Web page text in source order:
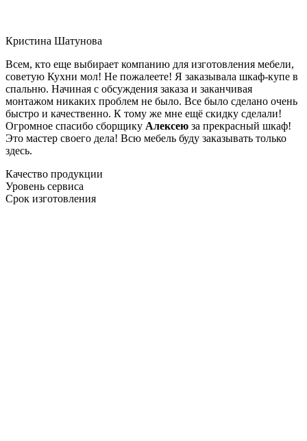
Кристина Шатунова
Всем, кто еще выбирает компанию для изготовления мебели,
советую Кухни мол! Не пожалеете! Я заказывала шкаф-купе в
спальню. Начиная с обсуждения заказа и заканчивая
монтажом никаких проблем не было. Все было сделано очень
быстро и качественно. К тому же мне ещё скидку сделали!
Огромное спасибо сборщику Алексею за прекрасный шкаф!
Это мастер своего дела! Всю мебель буду заказывать только
здесь.
Качество продукции
Уровень сервиса
Срок изготовления